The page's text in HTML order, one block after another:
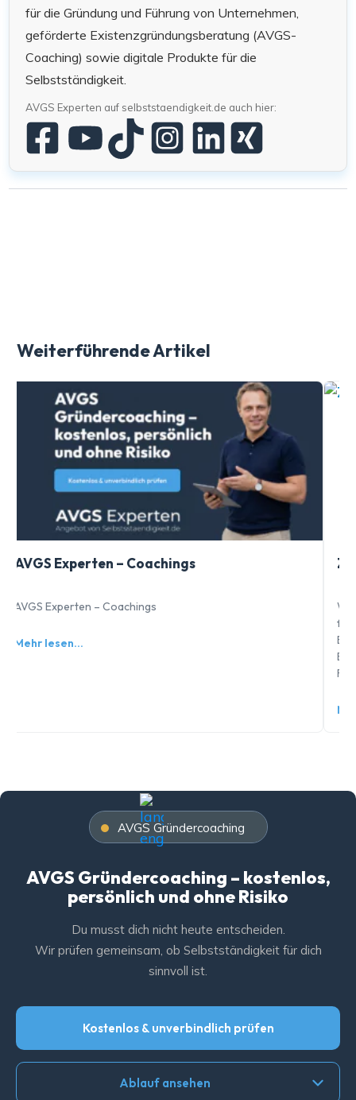
für die Gründung und Führung von Unternehmen,
geförderte Existenzgründungsberatung (AVGS-
Coaching) sowie digitale Produkte für die
Selbstständigkeit.
AVGS Experten auf selbststaendigkeit.de auch hier:
Weiterführende Artikel
AVGS Experten – Coachings
AVGS Experten – Coachings
Mehr lesen…
AVGS Gründercoaching
AVGS Gründercoaching – kostenlos,
persönlich und ohne Risiko
Du musst dich nicht heute entscheiden.
Wir prüfen gemeinsam, ob Selbstständigkeit für dich
sinnvoll ist.
Kostenlos & unverbindlich prüfen
Ablauf ansehen